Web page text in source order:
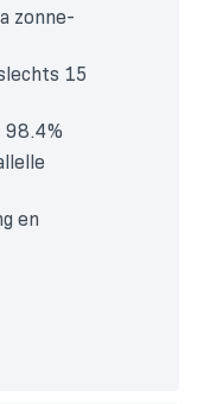
zonne-
15
en